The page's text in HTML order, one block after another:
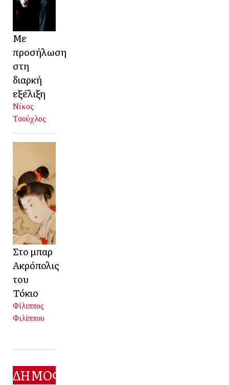
Με
προσήλωση
στη
διαρκή
εξέλιξη
Νίκος
Τσούχλος
Στο μπαρ
Ακρόπολις
του
Τόκιο
Φίλιππος
Φιλίππου
ΔΗΜΟΦΙΛΕΣΤΕΡΑ